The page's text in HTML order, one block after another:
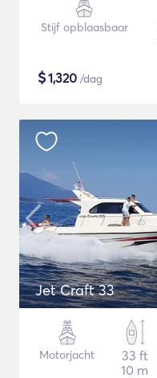
Stijf opblaasbaar
$1,320 /dag
Jet Craft 33
Motorjacht
33 ft
10 m